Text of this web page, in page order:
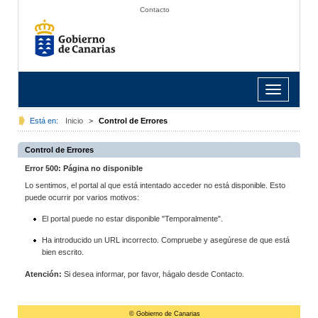
Contacto
Toggle
navigation
Está en: Inicio > Control de Errores
Control de Errores
Error 500: Página no disponible
Lo sentimos, el portal al que está intentado acceder no está disponible. Esto
puede ocurrir por varios motivos:
El portal puede no estar disponible "Temporalmente".
Ha introducido un URL incorrecto. Compruebe y asegúrese de que está
bien escrito.
Atención: Si desea informar, por favor, hágalo desde Contacto.
© Gobierno de Canarias